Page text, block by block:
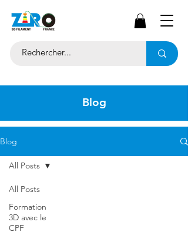
Blog
Blog
All Posts
Formation
3D avec le
CPF
All Posts